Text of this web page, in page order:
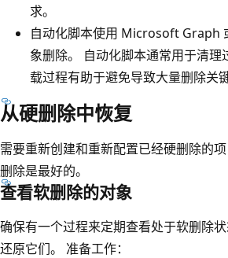
求。
自动化脚本使用 Microsoft Graph
象删除。 自动化脚本通常用于清理
载过程有助于避免导致大量删除关
从硬删除中恢复
需要重新创建和重新配置已经硬删除的
删除是最好的。
查看软删除的对象
确保有一个过程来定期查看处于软删除
还原它们。 准备工作：